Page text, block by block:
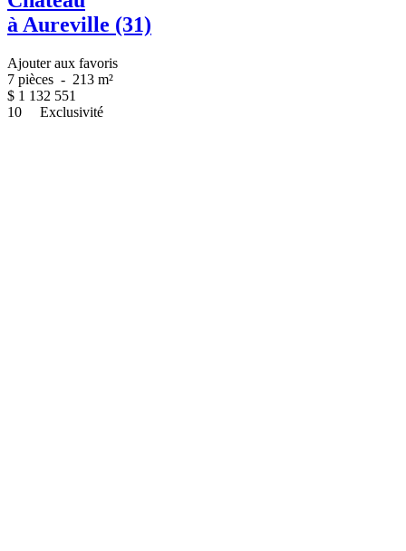
à Aureville (31)
Ajouter aux favoris
7 pièces - 213 m²
$ 1 132 551
10
Exclusivité